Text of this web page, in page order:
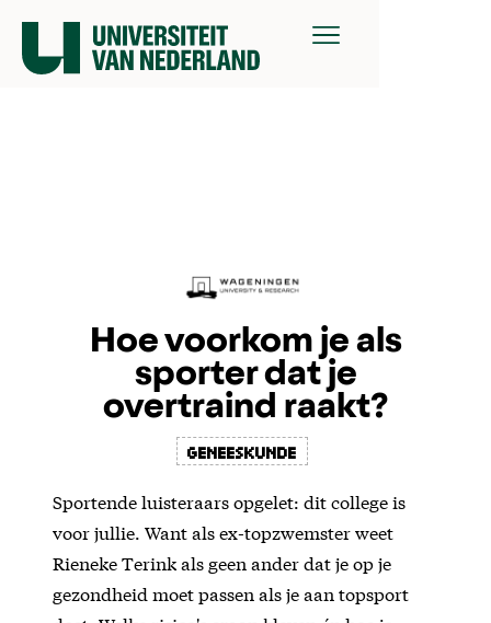
Hoe voorkom je als
sporter dat je
overtraind raakt?
geneeskunde
Sportende luisteraars opgelet: dit college is
voor jullie. Want als ex-topzwemster weet
Rieneke Terink als geen ander dat je op je
gezondheid moet passen als je aan topsport